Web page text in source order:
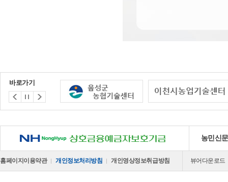
바로가기
NH 상호금융예금자보호기금 농민신
홈페이지이용약관 개인정보처리방침 개인영상정보취급방침 뷰어다운로드